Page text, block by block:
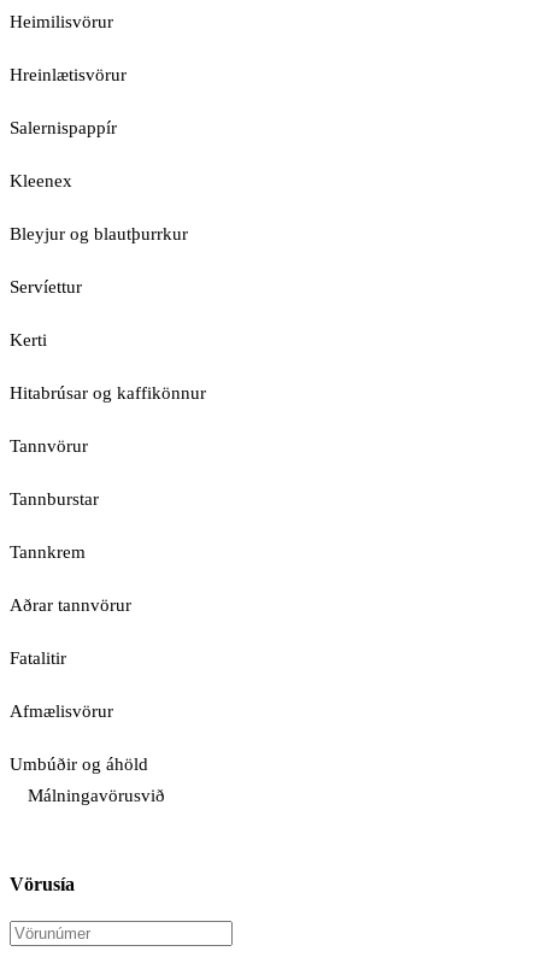
Heimilisvörur
Hreinlætisvörur
Salernispappír
Kleenex
Bleyjur og blautþurrkur
Servíettur
Kerti
Hitabrúsar og kaffikönnur
Tannvörur
Tannburstar
Tannkrem
Aðrar tannvörur
Fatalitir
Afmælisvörur
Umbúðir og áhöld
Málningavörusvið
Vörusía